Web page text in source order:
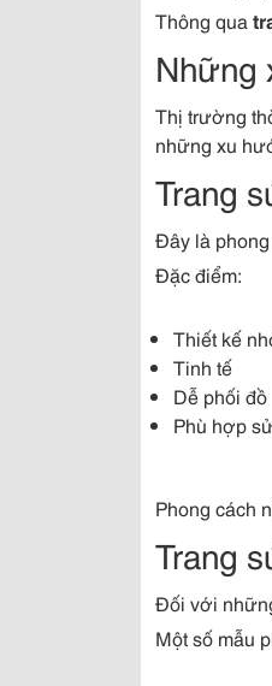
Thông qua
Những
Thị trường
những xu
Trang
Đây là
Đặc điểm:
Thiết kế
Tinh tế
Dễ phối đồ
Phù hợp
Phong cách
Trang
Đối với
Một số mẫu